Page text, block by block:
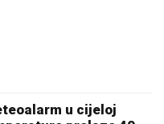
u cijeloj